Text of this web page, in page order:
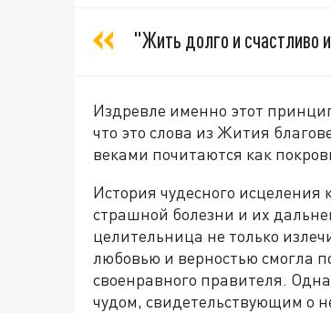
"Жить долго и счастливо
Издревле именно этот
что это слова из Жития
веками почитаются как
История чудесного
страшной болезни и их
целительница не только
любовью и верностью смогла
своенравного правителя.
чудом, свидетельствующим о